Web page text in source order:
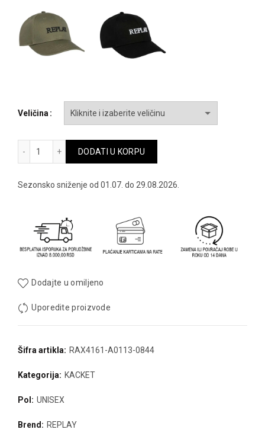
bila:
3,690.00 RSD.
Veličina
Replay kacket - rax4161-a0113-0844 količina
DODATI U KORPU
Sezonsko sniženje od 01.07. do 29.08.2026.
Dodajte u omiljeno
Uporedite proizvode
Šifra artikla: RAX4161-A0113-0844
Kategorija: KACKET
Pol: UNISEX
Brend: REPLAY